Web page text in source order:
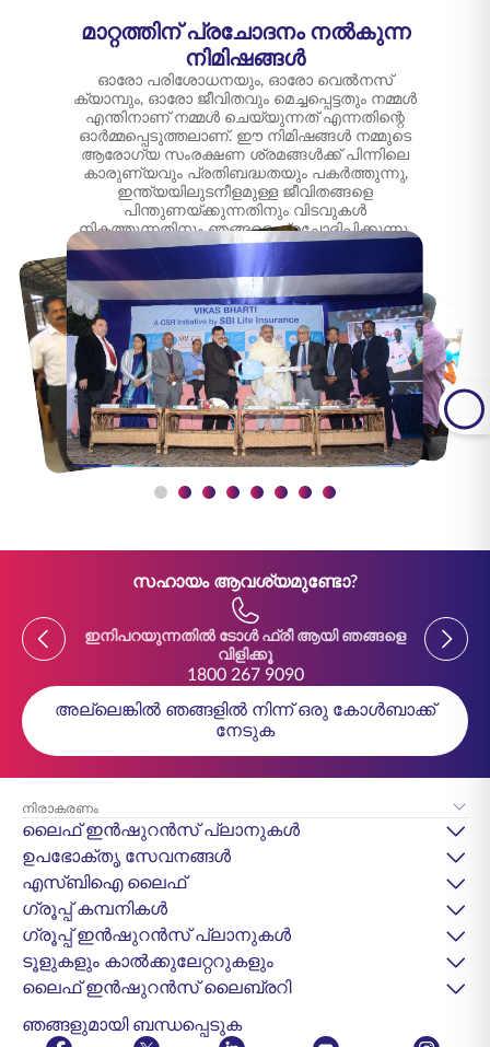
മാറ്റത്തിന് പ്രചോദനം നൽകുന്ന
നിമിഷങ്ങൾ
ഓരോ പരിശോധനയും, ഓരോ വെൽനസ്
ക്യാമ്പും, ഓരോ ജീവിതവും മെച്ചപ്പെട്ടതും നമ്മൾ
എന്തിനാണ് നമ്മൾ ചെയ്യുന്നത് എന്നതിന്റെ
ഓർമ്മപ്പെടുത്തലാണ്. ഈ നിമിഷങ്ങൾ നമ്മുടെ
ആരോഗ്യ സംരക്ഷണ ശ്രമങ്ങൾക്ക് പിന്നിലെ
കാരുണ്യവും പ്രതിബദ്ധതയും പകർത്തുന്നു,
ഇന്ത്യയിലുടനീളമുള്ള ജീവിതങ്ങളെ
പിന്തുണയ്ക്കുന്നതിനും വിടവുകൾ
നികത്തുന്നതിനും ഞങ്ങളെ പ്രചോദിപ്പിക്കുന്നു.
സഹായം ആവശ്യമുണ്ടോ?
Previousഇനിപറയുന്നതിൽ ടോൾ ഫ്രീ ആയി ഞങ്ങളെ
വിളിക്കൂ
1800 267 9090
Previous
അല്ലെങ്കിൽ ഞങ്ങളിൽ നിന്ന് ഒരു കോൾബാക്ക്
നേടുക
നിരാകരണം
ലൈഫ് ഇൻഷുറൻസ് പ്ലാനുകൾ
ഉപഭോക്തൃ സേവനങ്ങൾ
എസ്‌ബിഐ ലൈഫ്
ഗ്രൂപ്പ് കമ്പനികൾ
ഗ്രൂപ്പ് ഇൻഷുറൻസ് പ്ലാനുകൾ
ടൂളുകളും കാൽക്കുലേറ്ററുകളും
ലൈഫ് ഇൻഷുറൻസ് ലൈബ്രറി
ഞങ്ങളുമായി ബന്ധപ്പെടുക